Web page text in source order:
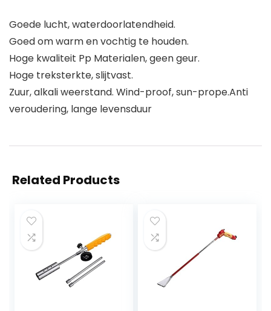
Goede lucht, waterdoorlatendheid.
Goed om warm en vochtig te houden.
Hoge kwaliteit Pp Materialen, geen geur.
Hoge treksterkte, slijtvast.
Zuur, alkali weerstand. Wind-proof, sun-prope.Anti
veroudering, lange levensduur
Related Products